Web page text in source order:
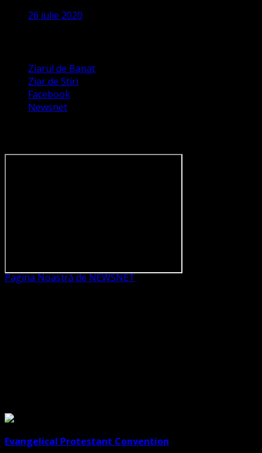
26 iulie 2020
Ziarul de Banat
Ziar de Stiri
Facebook
Newsnet
Pagina Noastră de NEWSNET
Evangelical Protestant Convention